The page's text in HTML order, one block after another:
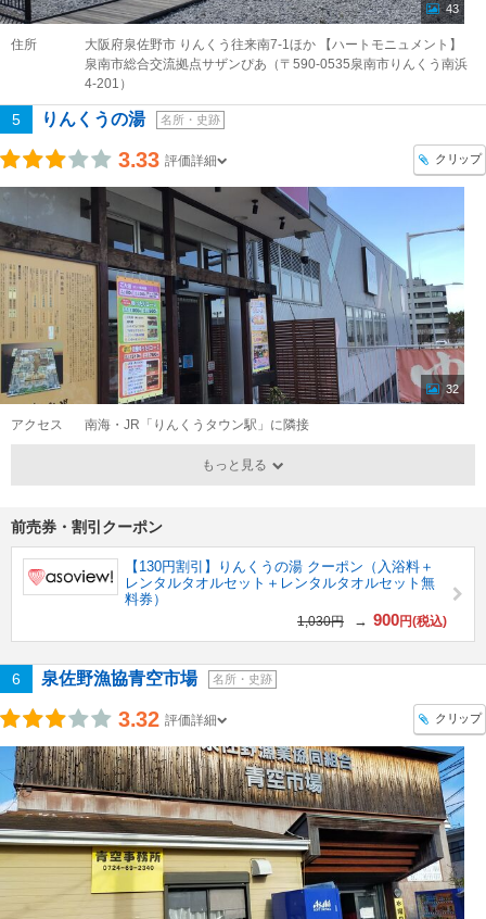
43
住所
大阪府泉佐野市 りんくう往来南7-1ほか 【ハートモニュメント】
泉南市総合交流拠点サザンぴあ（〒590-0535泉南市りんくう南浜
4-201）
5 りんくうの湯 名所・史跡
3.33 評価詳細 クリップ
32
アクセス 南海・JR「りんくうタウン駅」に隣接
もっと見る
前売券・割引クーポン
【130円割引】りんくうの湯 クーポン（入浴料＋
レンタルタオルセット＋レンタルタオルセット無
料券）
1,030円 → 900円(税込)
6 泉佐野漁協青空市場 名所・史跡
3.32 評価詳細 クリップ